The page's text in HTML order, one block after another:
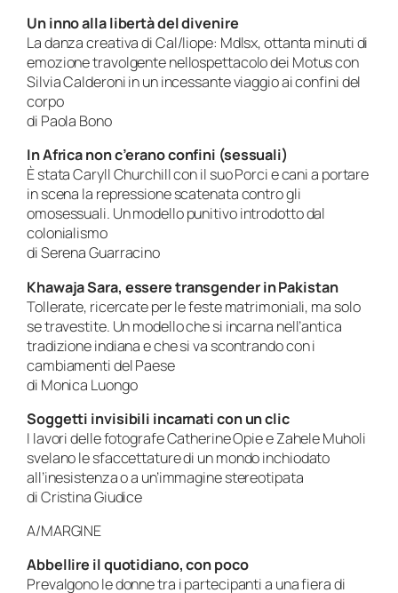
Un inno alla libertà del divenire
La danza creativa di Cal/liope: Mdlsx, ottanta minuti di
emozione travolgente nellospettacolo dei Motus con
Silvia Calderoni in un incessante viaggio ai confini del
corpo
di Paola Bono
In Africa non c’erano confini (sessuali)
È stata Caryll Churchill con il suo Porci e cani a portare
in scena la repressione scatenata contro gli
omosessuali. Un modello punitivo introdotto dal
colonialismo
di Serena Guarracino
Khawaja Sara, essere transgender in Pakistan
Tollerate, ricercate per le feste matrimoniali, ma solo
se travestite. Un modello che si incarna nell’antica
tradizione indiana e che si va scontrando con i
cambiamenti del Paese
di Monica Luongo
Soggetti invisibili incarnati con un clic
I lavori delle fotografe Catherine Opie e Zahele Muholi
svelano le sfaccettature di un mondo inchiodato
all’inesistenza o a un’immagine stereotipata
di Cristina Giudice
A/MARGINE
Abbellire il quotidiano, con poco
Prevalgono le donne tra i partecipanti a una fiera di